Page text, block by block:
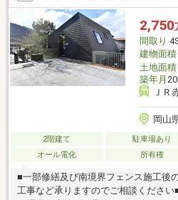
2,750
間取り
建物面積
土地面積
築年月
ＪＲ
岡山
2階建て 駐車場あり
オール電化
所有権
■一部修繕及び南境界フェンス施工後
工事など承りますのでご相談ください